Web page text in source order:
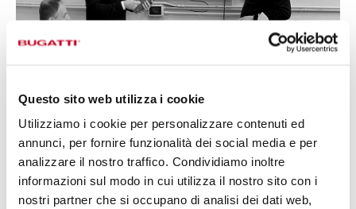
Questo sito web utilizza i cookie
Utilizziamo i cookie per personalizzare contenuti ed
annunci, per fornire funzionalità dei social media e per
analizzare il nostro traffico. Condividiamo inoltre
informazioni sul modo in cui utilizza il nostro sito con i
nostri partner che si occupano di analisi dei dati web,
DESIGN BY
BUGATTI DESIGN STUDIO